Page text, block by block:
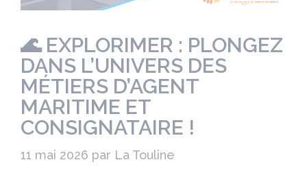
🌊 EXPLORIMER : PLONGEZ
DANS L’UNIVERS DES
MÉTIERS D’AGENT
MARITIME ET
CONSIGNATAIRE !
11 mai 2026 par La Touline